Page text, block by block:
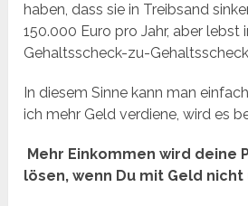
haben, dass sie in Treibsand
150.000 Euro pro Jahr, aber
Gehaltsscheck-zu-
In diesem Sinne kann man
ich mehr Geld verdiene, wird es
Mehr Einkommen wird deine
lösen, wenn Du mit Geld